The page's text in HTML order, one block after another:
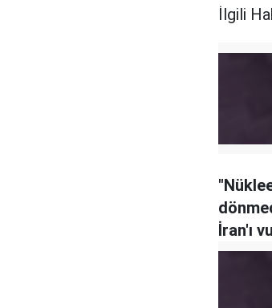
İlgili
İran'ı